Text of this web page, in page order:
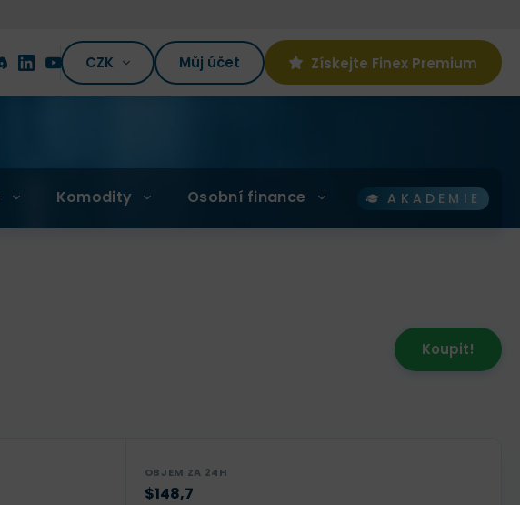
CZK Můj účet Získejte Finex Premium
Komodity Osobní finance AKADEMIE
Koupit!
OBJEM ZA 24H
$148,7